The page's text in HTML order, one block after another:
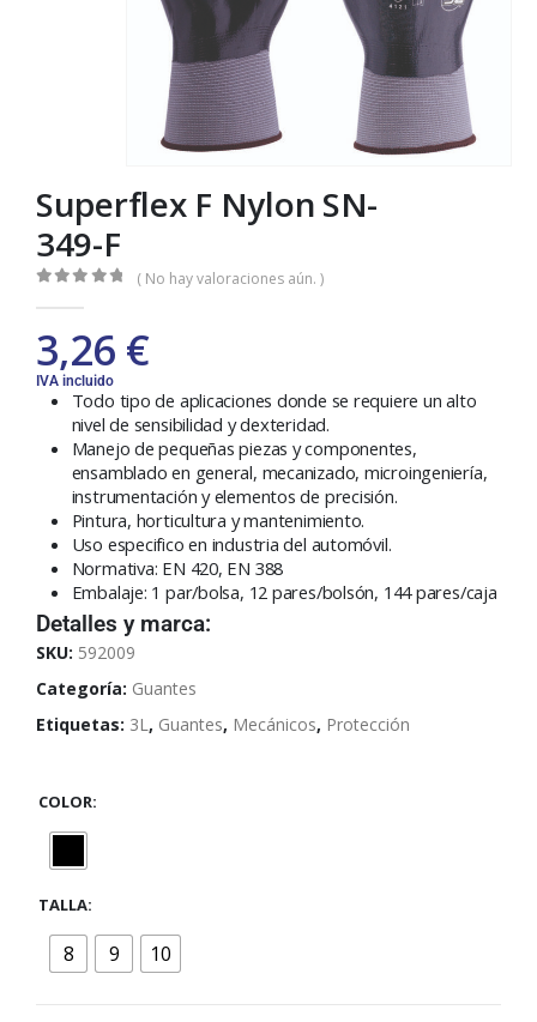
Superflex F Nylon SN-
349-F
( No hay valoraciones aún. )
3,26 €
IVA incluido
Todo tipo de aplicaciones donde se requiere un alto
nivel de sensibilidad y dexteridad.
Manejo de pequeñas piezas y componentes,
ensamblado en general, mecanizado, microingeniería,
instrumentación y elementos de precisión.
Pintura, horticultura y mantenimiento.
Uso especifico en industria del automóvil.
Normativa: EN 420, EN 388
Embalaje: 1 par/bolsa, 12 pares/bolsón, 144 pares/caja
Detalles y marca:
SKU: 592009
Categoría: Guantes
Etiquetas: 3L, Guantes, Mecánicos, Protección
COLOR
TALLA
8 9 10